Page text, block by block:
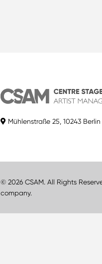
Mühlenstraße 25, 10243 Berlin
© 2026 CSAM. All Rights
company.